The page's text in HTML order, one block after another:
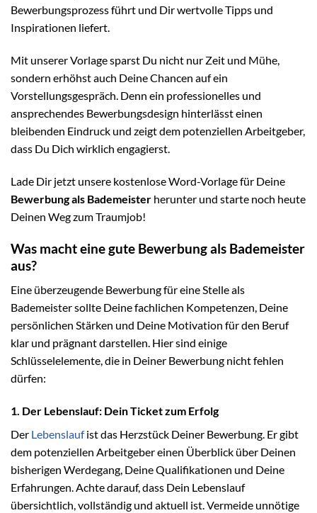
Bewerbungsprozess führt und Dir wertvolle Tipps und
Inspirationen liefert.
Mit unserer Vorlage sparst Du nicht nur Zeit und Mühe,
sondern erhöhst auch Deine Chancen auf ein
Vorstellungsgespräch. Denn ein professionelles und
ansprechendes Bewerbungsdesign hinterlässt einen
bleibenden Eindruck und zeigt dem potenziellen Arbeitgeber,
dass Du Dich wirklich engagierst.
Lade Dir jetzt unsere kostenlose Word-Vorlage für Deine
Bewerbung als Bademeister herunter und starte noch heute
Deinen Weg zum Traumjob!
Was macht eine gute Bewerbung als Bademeister
aus?
Eine überzeugende Bewerbung für eine Stelle als
Bademeister sollte Deine fachlichen Kompetenzen, Deine
persönlichen Stärken und Deine Motivation für den Beruf
klar und prägnant darstellen. Hier sind einige
Schlüsselelemente, die in Deiner Bewerbung nicht fehlen
dürfen:
1. Der Lebenslauf: Dein Ticket zum Erfolg
Der Lebenslaufist das Herzstück Deiner Bewerbung. Er gibt
dem potenziellen Arbeitgeber einen Überblick über Deinen
bisherigen Werdegang, Deine Qualifikationen und Deine
Erfahrungen. Achte darauf, dass Dein Lebenslauf
übersichtlich, vollständig und aktuell ist. Vermeide unnötige